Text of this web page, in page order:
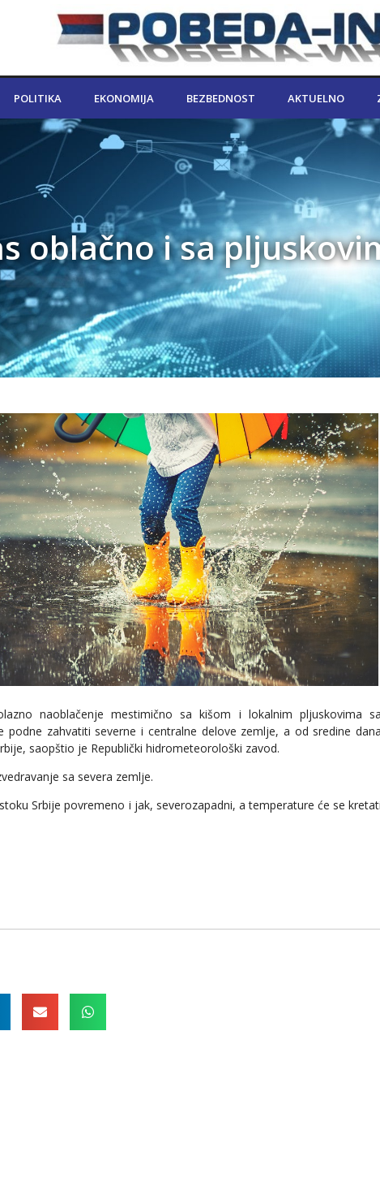
POLITIKA EKONOMIJA BEZBEDNOST AKTUELNO
oblačno i sa
naoblačenje mestimično sa kišom i lokalnim pljuskovima sa
zahvatiti severne i centralne delove zemlje, a od sredine dana
saopštio je Republički hidrometeorološki zavod.
sa severa zemlje.
Srbije povremeno i jak, severozapadni, a temperature će se kretati